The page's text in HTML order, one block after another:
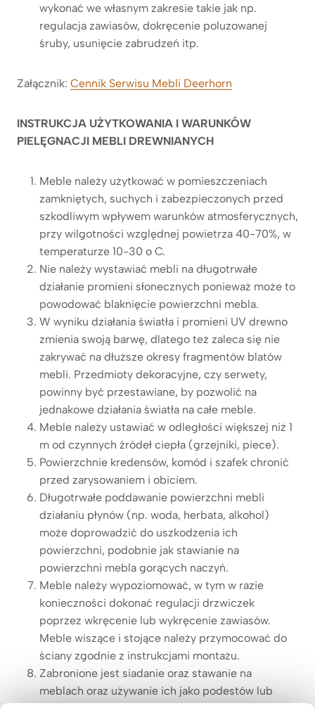
wykonać we własnym zakresie takie jak np.
regulacja zawiasów, dokręcenie poluzowanej
śruby, usunięcie zabrudzeń itp.
Załącznik: Cennik Serwisu Mebli Deerhorn
INSTRUKCJA UŻYTKOWANIA I WARUNKÓW
PIELĘGNACJI MEBLI DREWNIANYCH
Meble należy użytkować w pomieszczeniach
zamkniętych, suchych i zabezpieczonych przed
szkodliwym wpływem warunków atmosferycznych,
przy wilgotności względnej powietrza 40-70%, w
temperaturze 10-30 o C.
Nie należy wystawiać mebli na długotrwałe
działanie promieni słonecznych ponieważ może to
powodować blaknięcie powierzchni mebla.
W wyniku działania światła i promieni UV drewno
zmienia swoją barwę, dlatego też zaleca się nie
zakrywać na dłuższe okresy fragmentów blatów
mebli. Przedmioty dekoracyjne, czy serwety,
powinny być przestawiane, by pozwolić na
jednakowe działania światła na całe meble.
Meble należy ustawiać w odległości większej niż 1
m od czynnych źródeł ciepła (grzejniki, piece).
Powierzchnie kredensów, komód i szafek chronić
przed zarysowaniem i obiciem.
Długotrwałe poddawanie powierzchni mebli
działaniu płynów (np. woda, herbata, alkohol)
może doprowadzić do uszkodzenia ich
powierzchni, podobnie jak stawianie na
powierzchni mebla gorących naczyń.
Meble należy wypoziomować, w tym w razie
konieczności dokonać regulacji drzwiczek
poprzez wkręcenie lub wykręcenie zawiasów.
Meble wiszące i stojące należy przymocować do
ściany zgodnie z instrukcjami montażu.
Zabronione jest siadanie oraz stawanie na
meblach oraz używanie ich jako podestów lub